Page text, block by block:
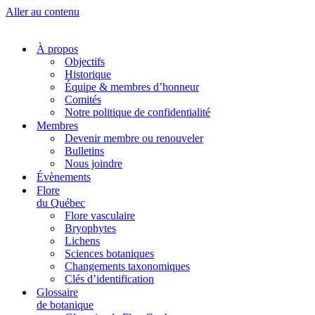
Aller au contenu
À propos
Objectifs
Historique
Équipe & membres d’honneur
Comités
Notre politique de confidentialité
Membres
Devenir membre ou renouveler
Bulletins
Nous joindre
Évènements
Flore
du Québec
Flore vasculaire
Bryophytes
Lichens
Sciences botaniques
Changements taxonomiques
Clés d’identification
Glossaire
de botanique